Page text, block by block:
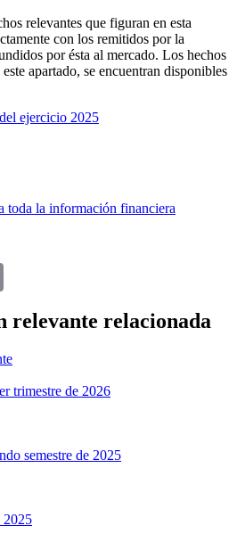
relevantes que figuran en esta
con los remitidos por la
por ésta al mercado. Los hechos
apartado, se encuentran disponibles
ejercicio 2025
toda la información financiera
relevante relacionada
trimestre de 2026
semestre de 2025
2025